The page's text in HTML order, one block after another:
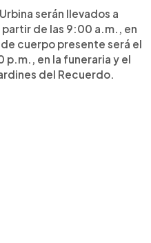
serán llevados a
partir de las 9:00 a.m., en
cuerpo presente será el
p.m., en la funeraria y el
del Recuerdo.